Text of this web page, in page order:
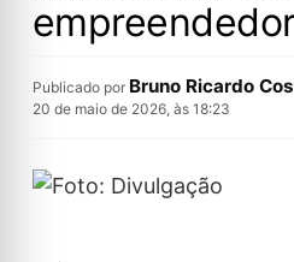
Publicado por Bruno Ricardo
20 de maio de 2026, às 18:23